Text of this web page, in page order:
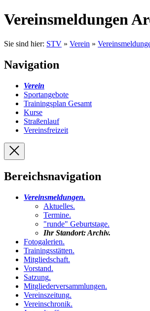
Vereinsmeldungen
Sie sind hier: STV » Verein »
Navigation
Verein
Sportangebote
Trainingsplan Gesamt
Kurse
Straßenlauf
Vereinsfreizeit
Bereichsnavigation
Vereinsmeldungen.
Aktuelles.
Termine.
"runde" Geburtstage.
Ihr Standort:Archiv.
Fotogalerien.
Trainingsstätten.
Mitgliedschaft.
Vorstand.
Satzung.
Mitgliederversammlungen.
Vereinszeitung.
Vereinschronik.